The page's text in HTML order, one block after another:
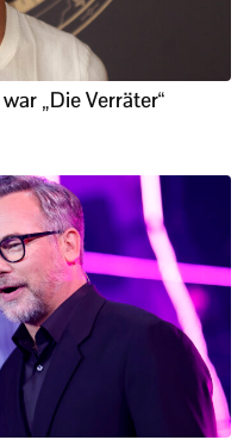
„Die Verräter“